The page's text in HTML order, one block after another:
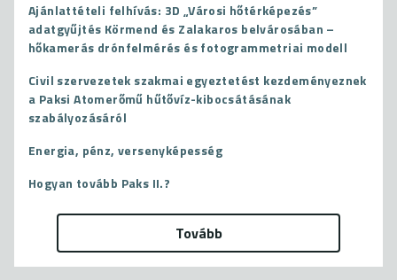
Ajánlattételi felhívás: 3D „Városi hőtérképezés”
adatgyűjtés Körmend és Zalakaros belvárosában –
hőkamerás drónfelmérés és fotogrammetriai modell
Civil szervezetek szakmai egyeztetést kezdeményeznek
a Paksi Atomerőmű hűtővíz-kibocsátásának
szabályozásáról
Energia, pénz, versenyképesség
Hogyan tovább Paks II.?
Tovább